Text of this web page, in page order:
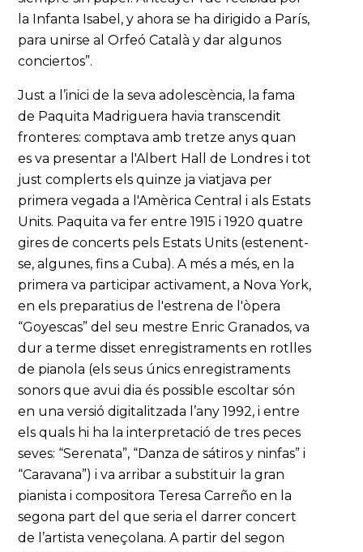
la Infanta Isabel, y ahora se ha dirigido a París,
para unirse al Orfeó Català y dar algunos
conciertos”.
Just a l’inici de la seva adolescència, la fama
de Paquita Madriguera havia transcendit
fronteres: comptava amb tretze anys quan
es va presentar a l'Albert Hall de Londres i tot
just complerts els quinze ja viatjava per
primera vegada a l'Amèrica Central i als Estats
Units. Paquita va fer entre 1915 i 1920 quatre
gires de concerts pels Estats Units (estenent-
se, algunes, fins a Cuba). A més a més, en la
primera va participar activament, a Nova York,
en els preparatius de l'estrena de l'òpera
“Goyescas” del seu mestre Enric Granados, va
dur a terme disset enregistraments en rotlles
de pianola (els seus únics enregistraments
sonors que avui dia és possible escoltar són
en una versió digitalitzada l’any 1992, i entre
els quals hi ha la interpretació de tres peces
seves: “Serenata”, “Danza de sátiros y ninfas” i
“Caravana”) i va arribar a substituir la gran
pianista i compositora Teresa Carreño en la
segona part del que seria el darrer concert
de l’artista veneçolana. A partir del segon